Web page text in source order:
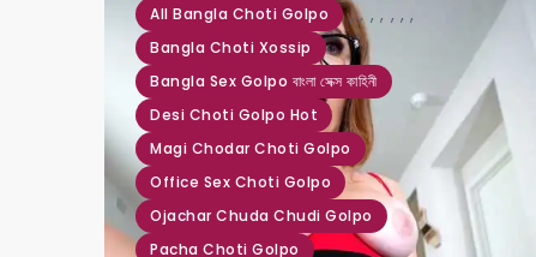
All Bangla Choti Golpo ,
Bangla Choti Xossip
,
Bangla Sex Golpo বাংলা সেক্স কাহিনী
,
Desi Choti Golpo Hot
,
Magi Chodar Choti Golpo
,
Office Sex Choti Golpo
,
Ojachar Chuda Chudi Golpo
,
Pacha Choti Golpo